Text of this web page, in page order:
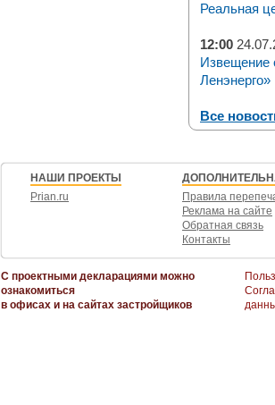
Реальная
12:00
Извещение
Ленэнерго»
Все
НАШИ ПРОЕКТЫ
Prian.ru
Правила
Реклама на сайте
Обратная связь
Контакты
С проектными декларациями можно
ознакомиться
в офисах и на сайтах застройщиков